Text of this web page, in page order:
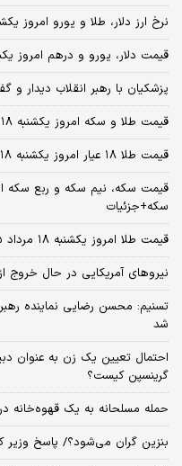
نرخ ارز دلار، طلا و یورو امروز یکشنبه ۱۸ مرداد ۱۴۰۵/ رشد
قیمت دلار، یورو و درهم امروز یکشنبه ۱۸ مرداد ۱۴۰۵ |کاهش
پزشکیان با رهبر انقلاب دیدار و
قیمت طلا و سکه امروز یکشنبه ۱۸ مرداد ۱۴۰۵/افزایش قیمت طلا
قیمت طلا ۱۸ عیار امروز یکشنبه ۱۸ مرداد ۱۴۰۵/افزایش قیمت طلا
سکه+جزئیات
قیمت طلا امروز یکشنبه ۱۸ مرداد ۱۴۰۵
نیروهای آمریکایی در حال خروج
تسنیم: محسن رضایی نماینده
شد
احتمال تعیین یک زن به عنوان
گرینسپن کیست؟
حمله مسلحانه به یک قهوه‌خانه
بنزین گران می‌شود؟/ پاسخ وزیر